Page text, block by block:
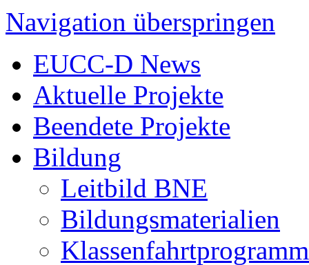
Navigation überspringen
EUCC-D News
Aktuelle Projekte
Beendete Projekte
Bildung
Leitbild BNE
Bildungsmaterialien
Klassenfahrtprogramm